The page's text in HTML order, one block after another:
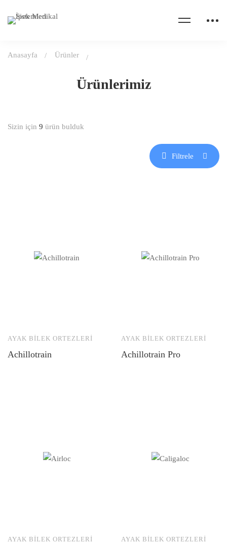
Ürünlerimiz
Anasayfa Ürünler
Sizin için 9 ürün bulduk
Filtrele
AYAK BILEK ORTEZLERI
Achillotrain
AYAK BILEK ORTEZLERI
Achillotrain Pro
AYAK BILEK ORTEZLERI AYAK BILEK ORTEZLERI